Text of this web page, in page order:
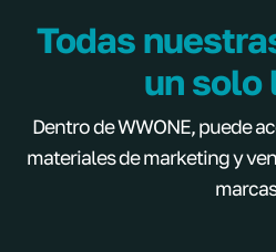
Todas
un solo
Dentro de WWONE, puede
materiales de marketing y